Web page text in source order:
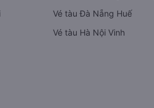
Vé tàu Đà Nẵng Huế
Vé tàu Hà Nội Vinh